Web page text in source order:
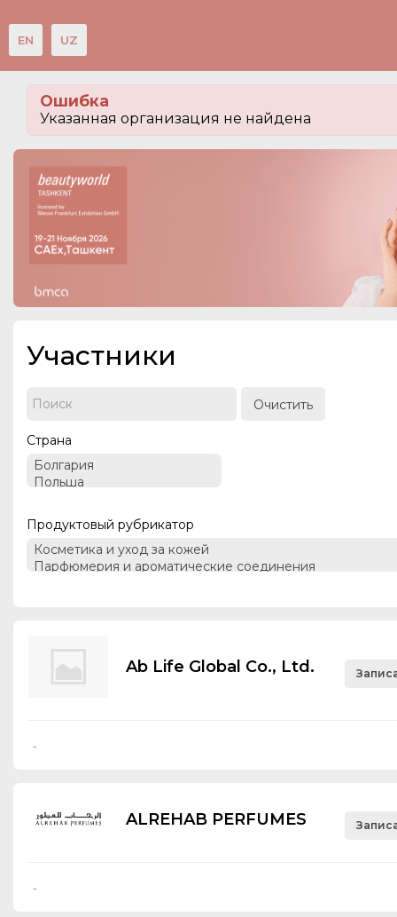
EN UZ
Ошибка
Указанная организация не найдена
Участники
Очистить
Страна
Продуктовый рубрикатор
Ab Life Global Co., Ltd.
-
ALREHAB PERFUMES
-
Организации
О сервисе
Посетителям
Организаторам